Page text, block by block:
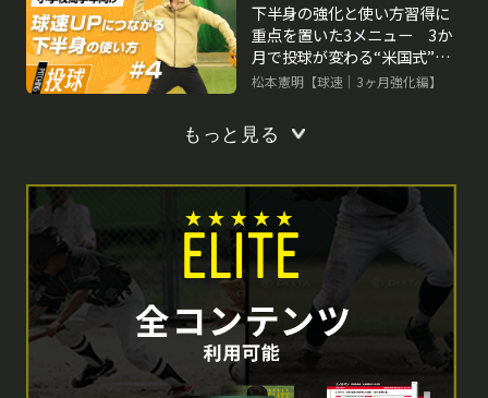
下半身の強化と使い方習得に
重点を置いた3メニュー 3か
月で投球が変わる“米国式”球
速アップ理論
松本憲明【球速｜3ヶ月強化編】
もっと見る